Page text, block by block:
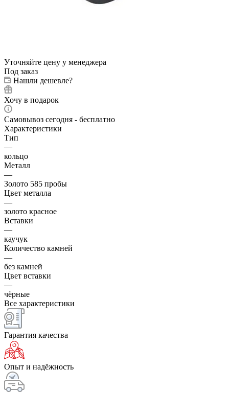
Уточняйте цену у менеджера
Под заказ
Нашли дешевле?
Хочу в подарок
Самовывоз сегодня - бесплатно
Характеристики
Тип
—
кольцо
Металл
—
Золото 585 пробы
Цвет металла
—
золото красное
Вставки
—
каучук
Количество камней
—
без камней
Цвет вставки
—
чёрные
Все характеристики
Гарантия качества
Опыт и надёжность